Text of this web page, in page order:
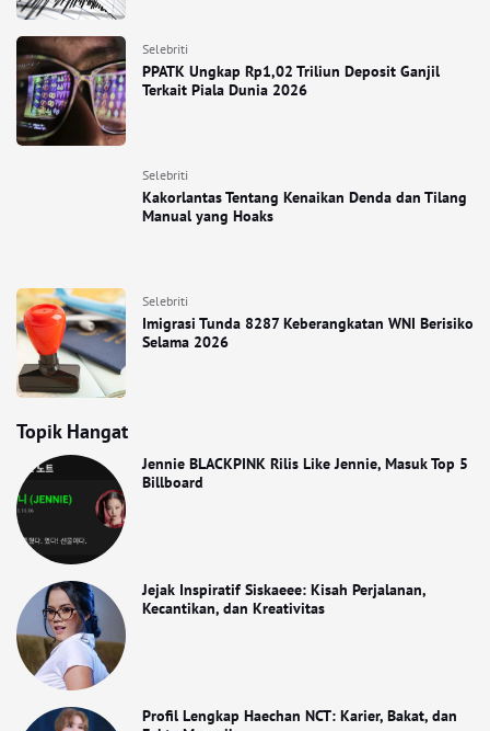
Selebriti
PPATK Ungkap Rp1,02 Triliun Deposit Ganjil
Terkait Piala Dunia 2026
Selebriti
Kakorlantas Tentang Kenaikan Denda dan Tilang
Manual yang Hoaks
Selebriti
Imigrasi Tunda 8287 Keberangkatan WNI Berisiko
Selama 2026
Topik Hangat
Jennie BLACKPINK Rilis Like Jennie, Masuk Top 5
Billboard
Jejak Inspiratif Siskaeee: Kisah Perjalanan,
Kecantikan, dan Kreativitas
Profil Lengkap Haechan NCT: Karier, Bakat, dan